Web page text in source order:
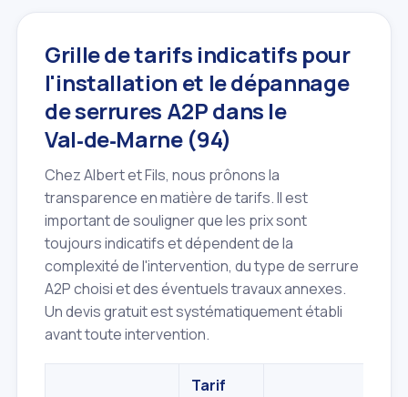
Grille de tarifs indicatifs pour
l'installation et le dépannage
de serrures A2P dans le
Val‑de‑Marne (94)
Chez Albert et Fils, nous prônons la
transparence en matière de tarifs. Il est
important de souligner que les prix sont
toujours indicatifs et dépendent de la
complexité de l'intervention, du type de serrure
A2P choisi et des éventuels travaux annexes.
Un devis gratuit est systématiquement établi
avant toute intervention.
Tarif